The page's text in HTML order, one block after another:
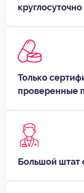
круглосуточно
Только
проверенные
Большой штат